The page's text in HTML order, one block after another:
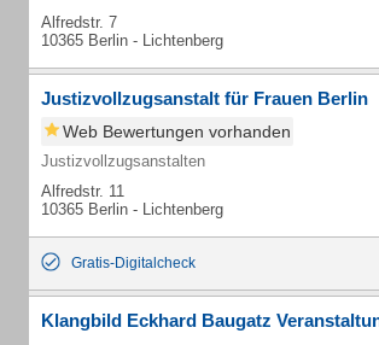
Alfredstr. 7
10365 Berlin - Lichtenberg
Justizvollzugsanstalt für Frauen Berlin
Web Bewertungen vorhanden
Justizvollzugsanstalten
Alfredstr. 11
10365 Berlin - Lichtenberg
Gratis-Digitalcheck
Klangbild Eckhard Baugatz